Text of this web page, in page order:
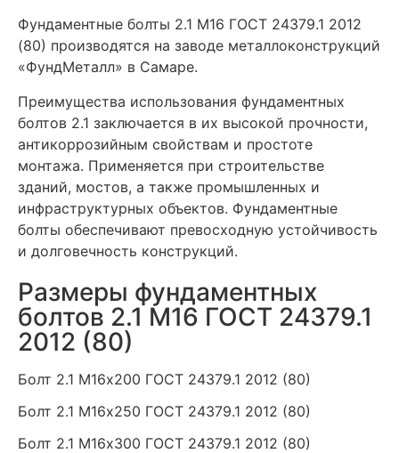
Фундаментные болты 2.1 М16 ГОСТ 24379.1 2012
(80) производятся на заводе металлоконструкций
«ФундМеталл» в Самаре.
Преимущества использования фундаментных
болтов 2.1 заключается в их высокой прочности,
антикоррозийным свойствам и простоте
монтажа. Применяется при строительстве
зданий, мостов, а также промышленных и
инфраструктурных объектов. Фундаментные
болты обеспечивают превосходную устойчивость
и долговечность конструкций.
Размеры фундаментных
болтов 2.1 М16 ГОСТ 24379.1
2012 (80)
Болт 2.1 М16х200 ГОСТ 24379.1 2012 (80)
Болт 2.1 М16х250 ГОСТ 24379.1 2012 (80)
Болт 2.1 М16х300 ГОСТ 24379.1 2012 (80)